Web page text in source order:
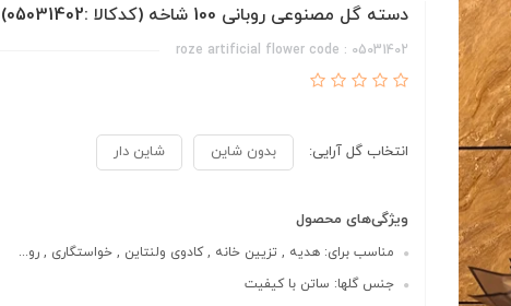
دسته گل مصنوعی روبانی 100 شاخه (کدکالا :05031402)
roze artificial flower code : 05031402
انتخاب گل آرایی: بدون شاین شاین دار
ویژگی‌های محصول
مناسب برای: هدیه , تزیین خانه , کادوی ولنتاین , خواستگاری , رو...
جنس گلها: ساتن با کیفیت